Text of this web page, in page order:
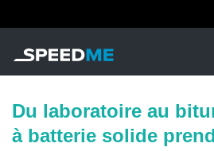
Du laboratoire au
à batterie solide